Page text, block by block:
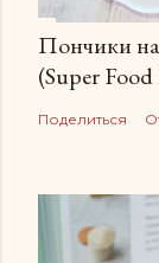
Пончики
(Super
Поделиться